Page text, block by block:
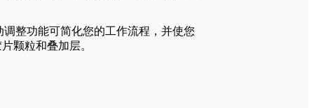
整功能可简化您的工作流程，并使您
颗粒和叠加层。